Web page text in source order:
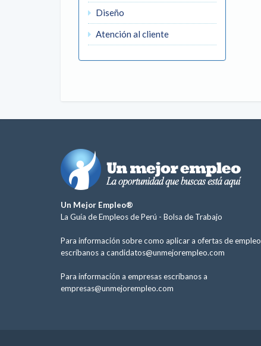
Diseño
Atención al cliente
Un Mejor Empleo®
La Guía de Empleos de Perú - Bolsa de Trabajo
Para información sobre como aplicar a ofertas de empleo
escríbanos a candidatos@unmejorempleo.com
Para información a empresas escríbanos a
empresas@unmejorempleo.com